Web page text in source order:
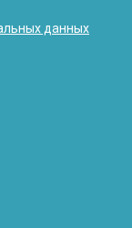
данных